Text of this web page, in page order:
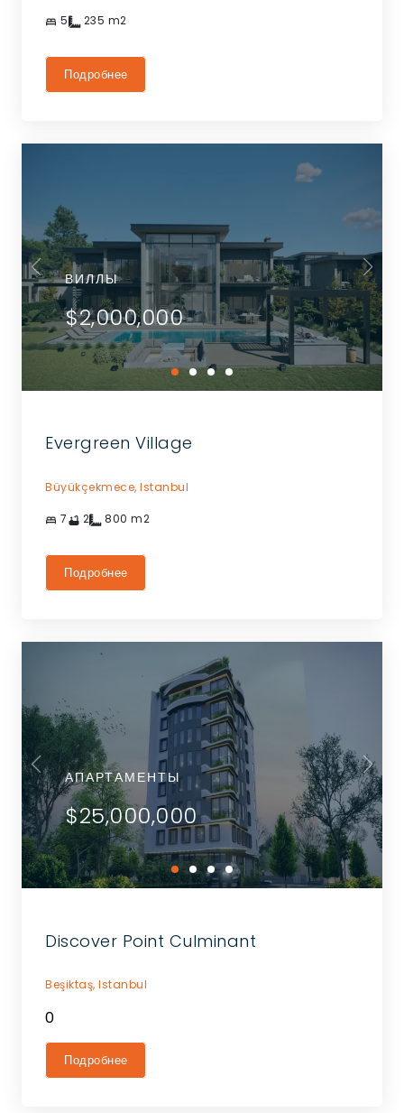
5 235 m2
Подробнее
ВИЛЛЫ
$2,000,000
Evergreen Village
Büyükçekmece, Istanbul
7 2 800 m2
Подробнее
АПАРТАМЕНТЫ
$25,000,000
Discover Point Culminant
Beşiktaş, Istanbul
0
Подробнее